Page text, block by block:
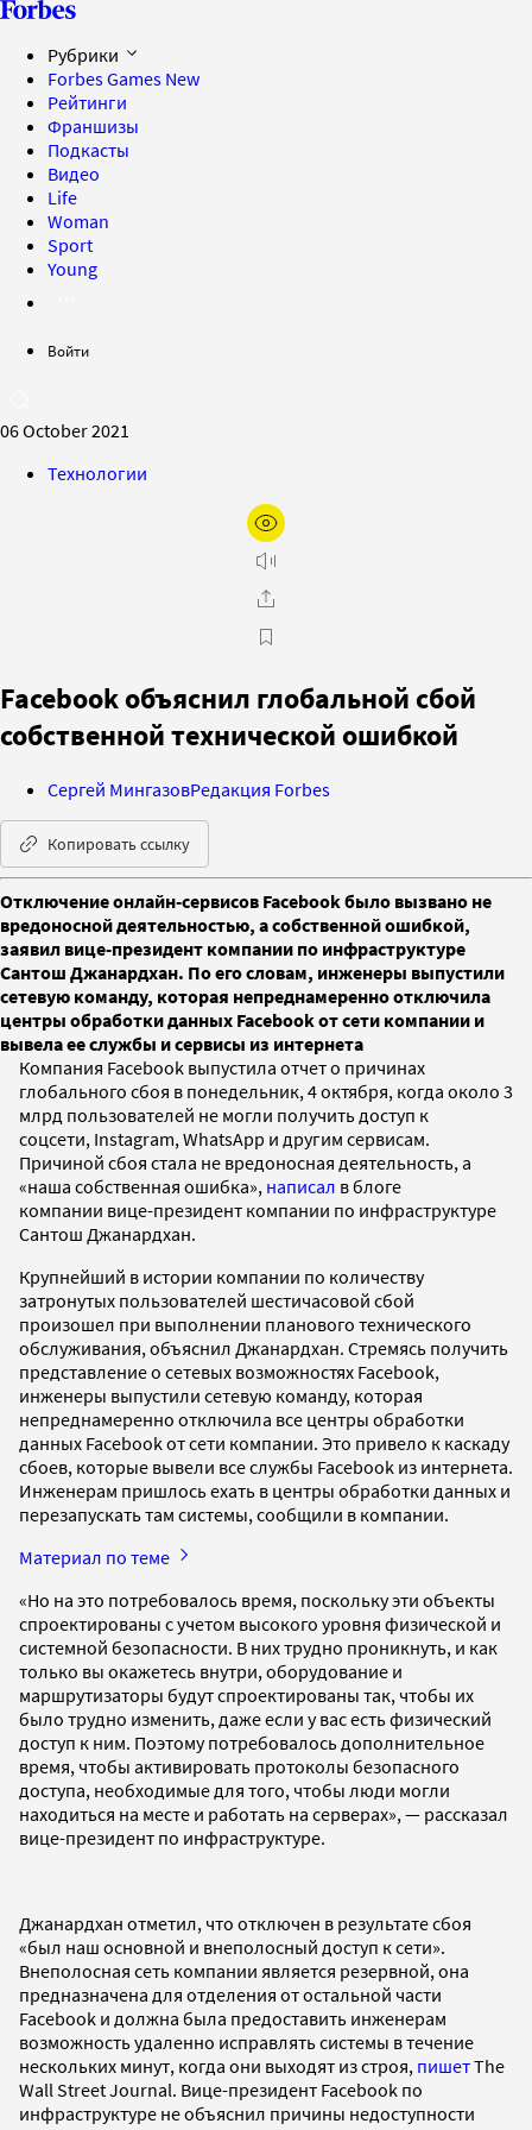
Рубрики
Forbes Games New
Рейтинги
Франшизы
Подкасты
Видео
Life
Woman
Sport
Young
Войти
06 October 2021
Технологии
Facebook объяснил глобальной сбой
собственной технической ошибкой
Сергей МингазовРедакция Forbes
Копировать ссылку
Отключение онлайн-сервисов Facebook было вызвано не
вредоносной деятельностью, а собственной ошибкой,
заявил вице-президент компании по инфраструктуре
Сантош Джанардхан. По его словам, инженеры выпустили
сетевую команду, которая непреднамеренно отключила
центры обработки данных Facebook от сети компании и
вывела ее службы и сервисы из интернета
Компания Facebook выпустила отчет о причинах
глобального сбоя в понедельник, 4 октября, когда около 3
млрд пользователей не могли получить доступ к
соцсети, Instagram, WhatsApp и другим сервисам.
Причиной сбоя стала не вредоносная деятельность, а
«наша собственная ошибка», написал в блоге
компании вице-президент компании по инфраструктуре
Сантош Джанардхан.
Крупнейший в истории компании по количеству
затронутых пользователей шестичасовой сбой
произошел при выполнении планового технического
обслуживания, объяснил Джанардхан. Стремясь получить
представление о сетевых возможностях Facebook,
инженеры выпустили сетевую команду, которая
непреднамеренно отключила все центры обработки
данных Facebook от сети компании. Это привело к каскаду
сбоев, которые вывели все службы Facebook из интернета.
Инженерам пришлось ехать в центры обработки данных и
перезапускать там системы, сообщили в компании.
Материал по теме
«Но на это потребовалось время, поскольку эти объекты
спроектированы с учетом высокого уровня физической и
системной безопасности. В них трудно проникнуть, и как
только вы окажетесь внутри, оборудование и
маршрутизаторы будут спроектированы так, чтобы их
было трудно изменить, даже если у вас есть физический
доступ к ним. Поэтому потребовалось дополнительное
время, чтобы активировать протоколы безопасного
доступа, необходимые для того, чтобы люди могли
находиться на месте и работать на серверах», — рассказал
вице-президент по инфраструктуре.
Джанардхан отметил, что отключен в результате сбоя
«был наш основной и внеполосный доступ к сети».
Внеполосная сеть компании является резервной, она
предназначена для отделения от остальной части
Facebook и должна была предоставить инженерам
возможность удаленно исправлять системы в течение
нескольких минут, когда они выходят из строя, пишетThe
Wall Street Journal. Вице-президент Facebook по
инфраструктуре не объяснил причины недоступности